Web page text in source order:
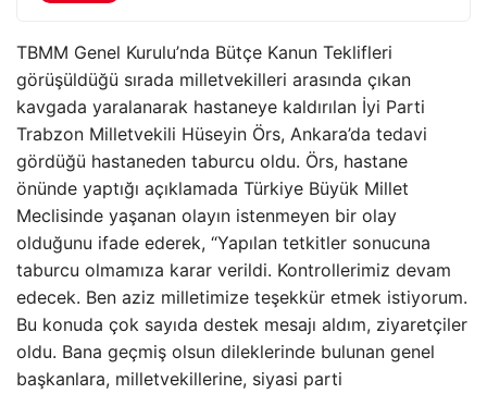
TBMM Genel Kurulu’nda Bütçe Kanun Teklifleri
görüşüldüğü sırada milletvekilleri arasında çıkan
kavgada yaralanarak hastaneye kaldırılan İyi Parti
Trabzon Milletvekili Hüseyin Örs, Ankara’da tedavi
gördüğü hastaneden taburcu oldu. Örs, hastane
önünde yaptığı açıklamada Türkiye Büyük Millet
Meclisinde yaşanan olayın istenmeyen bir olay
olduğunu ifade ederek, “Yapılan tetkitler sonucuna
taburcu olmamıza karar verildi. Kontrollerimiz devam
edecek. Ben aziz milletimize teşekkür etmek istiyorum.
Bu konuda çok sayıda destek mesajı aldım, ziyaretçiler
oldu. Bana geçmiş olsun dileklerinde bulunan genel
başkanlara, milletvekillerine, siyasi parti